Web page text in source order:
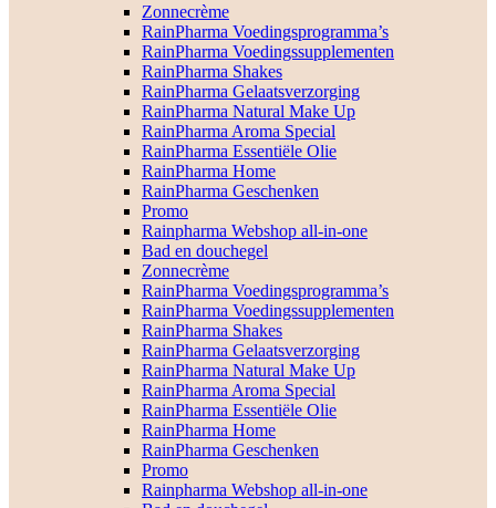
Zonnecrème
RainPharma Voedingsprogramma’s
RainPharma Voedingssupplementen
RainPharma Shakes
RainPharma Gelaatsverzorging
RainPharma Natural Make Up
RainPharma Aroma Special
RainPharma Essentiële Olie
RainPharma Home
RainPharma Geschenken
Promo
Rainpharma Webshop all-in-one
Bad en douchegel
Zonnecrème
RainPharma Voedingsprogramma’s
RainPharma Voedingssupplementen
RainPharma Shakes
RainPharma Gelaatsverzorging
RainPharma Natural Make Up
RainPharma Aroma Special
RainPharma Essentiële Olie
RainPharma Home
RainPharma Geschenken
Promo
Rainpharma Webshop all-in-one